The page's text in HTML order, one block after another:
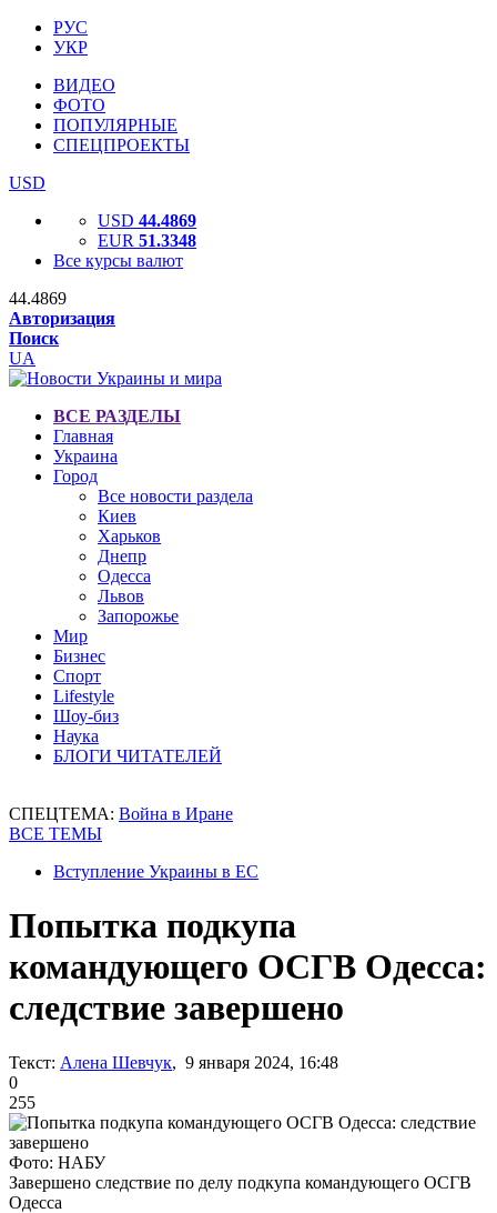
РУС
УКР
ВИДЕО
ФОТО
ПОПУЛЯРНЫЕ
СПЕЦПРОЕКТЫ
USD
USD 44.4869
EUR 51.3348
Все курсы валют
44.4869
Авторизация
Поиск
UA
ВСЕ РАЗДЕЛЫ
Главная
Украина
Город
Все новости раздела
Киев
Харьков
Днепр
Одесса
Львов
Запорожье
Мир
Бизнес
Спорт
Lifestyle
Шоу-биз
Наука
БЛОГИ ЧИТАТЕЛЕЙ
СПЕЦТЕМА: Война в Иране
ВСЕ ТЕМЫ
Вступление Украины в ЕС
Попытка подкупа
командующего ОСГВ Одесса:
следствие завершено
Текст: Алена Шевчук, 9 января 2024, 16:48
0
255
Фото: НАБУ
Завершено следствие по делу подкупа командующего ОСГВ
Одесса